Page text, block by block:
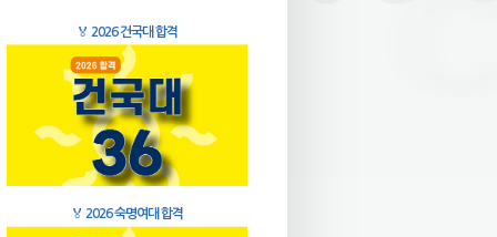
🏅 2026 건국대 합격
🏅 2026 숙명여대 합격